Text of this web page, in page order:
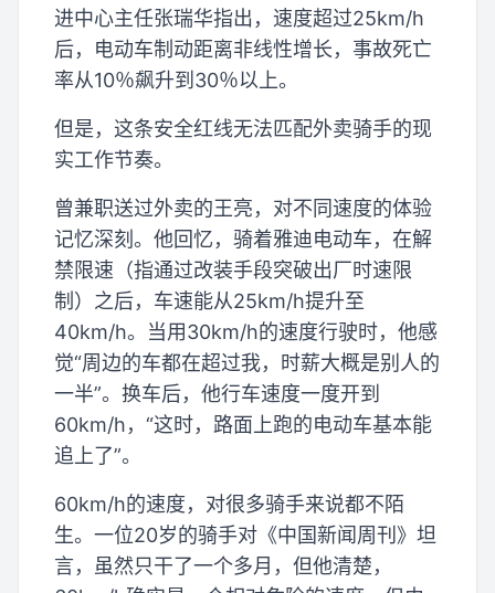
进中心主任张瑞华指出，速度超过25km/h
后，电动车制动距离非线性增长，事故死亡
率从10％飙升到30％以上。
但是，这条安全红线无法匹配外卖骑手的现
实工作节奏。
曾兼职送过外卖的王亮，对不同速度的体验
记忆深刻。他回忆，骑着雅迪电动车，在解
禁限速（指通过改装手段突破出厂时速限
制）之后，车速能从25km/h提升至
40km/h。当用30km/h的速度行驶时，他感
觉“周边的车都在超过我，时薪大概是别人的
一半”。换车后，他行车速度一度开到
60km/h，“这时，路面上跑的电动车基本能
追上了”。
60km/h的速度，对很多骑手来说都不陌
生。一位20岁的骑手对《中国新闻周刊》坦
言，虽然只干了一个多月，但他清楚，